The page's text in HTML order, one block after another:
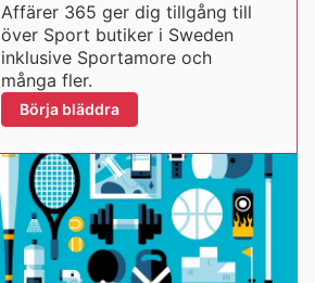
Affärer 365 ger dig tillgång till
över Sport butiker i Sweden
inklusive Sportamore och
många fler.
Börja bläddra